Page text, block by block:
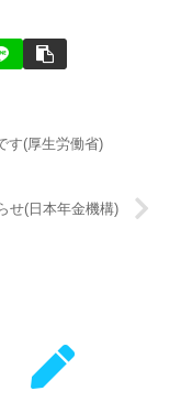
す(厚生労働省)
せ(日本年金機構)